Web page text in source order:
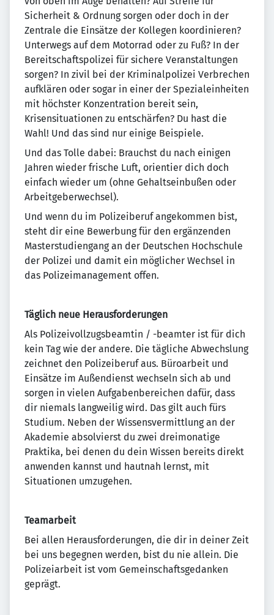
Sicherheit & Ordnung sorgen oder doch in der
Zentrale die Einsätze der Kollegen koordinieren?
Unterwegs auf dem Motorrad oder zu Fuß? In der
Bereitschaftspolizei für sichere Veranstaltungen
sorgen? In zivil bei der Kriminalpolizei Verbrechen
aufklären oder sogar in einer der Spezialeinheiten
mit höchster Konzentration bereit sein,
Krisensituationen zu entschärfen? Du hast die
Wahl! Und das sind nur einige Beispiele.
Und das Tolle dabei: Brauchst du nach einigen
Jahren wieder frische Luft, orientier dich doch
einfach wieder um (ohne Gehaltseinbußen oder
Arbeitgeberwechsel).
Und wenn du im Polizeiberuf angekommen bist,
steht dir eine Bewerbung für den ergänzenden
Masterstudiengang an der Deutschen Hochschule
der Polizei und damit ein möglicher Wechsel in
das Polizeimanagement offen.
Täglich neue Herausforderungen
Als Polizeivollzugsbeamtin / -beamter ist für dich
kein Tag wie der andere. Die tägliche Abwechslung
zeichnet den Polizeiberuf aus. Büroarbeit und
Einsätze im Außendienst wechseln sich ab und
sorgen in vielen Aufgabenbereichen dafür, dass
dir niemals langweilig wird. Das gilt auch fürs
Studium. Neben der Wissensvermittlung an der
Akademie absolvierst du zwei dreimonatige
Praktika, bei denen du dein Wissen bereits direkt
anwenden kannst und hautnah lernst, mit
Situationen umzugehen.
Teamarbeit
Bei allen Herausforderungen, die dir in deiner Zeit
bei uns begegnen werden, bist du nie allein. Die
Polizeiarbeit ist vom Gemeinschaftsgedanken
geprägt.